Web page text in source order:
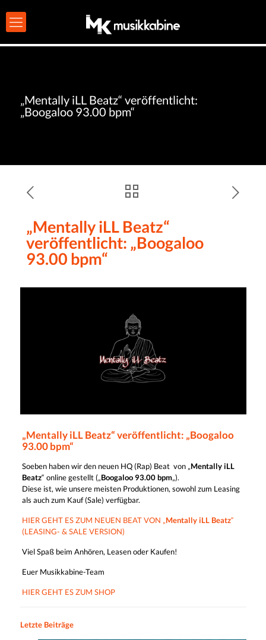
„Mentally iLL Beatz“ veröffentlicht:
„Boogaloo 93.00 bpm“
„Mentally iLL Beatz“
veröffentlicht: „Boogaloo
93.00 bpm“
„Mentally iLL Beatz“ veröffentlicht: „Boogaloo
93.00 bpm“
Soeben haben wir den neuen HQ (Rap) Beat von „Mentally iLL
Beatz“ online gestellt („Boogaloo 93.00 bpm„).
Diese ist, wie unsere meisten Produktionen, sowohl zum Leasing
als auch zum Kauf (Sale) verfügbar.
HIER GEHT ES ZUM NEUEN BEAT VON „Mentally iLL Beatz“
(LEASING- & SALE VERSION)
Viel Spaß beim Anhören, Leasen oder Kaufen!
Euer Musikkabine-Team
HIER GEHT ES ZUM SHOP
Letzte Beiträge